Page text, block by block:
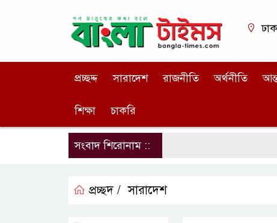
প্রচ্ছদ্দ সারাদেশ রাজনীতি অর্থনীতি
শিক্ষা চাকরি
সংবাদ শিরোনাম ::
প্রচ্ছদ / সারাদেশ